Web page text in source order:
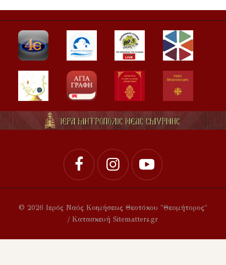
© 2026 Ιερός Ναός Κοιμήσεως Θεοτόκου "Θεομήτορος"
/ Κατασκευή Sitematters.gr